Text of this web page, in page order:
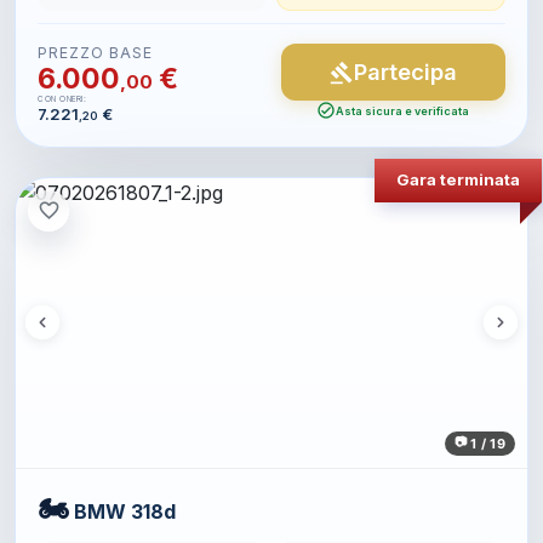
PREZZO BASE
6.000,00 €
CON ONERI:
7.221 ,20 €
gavel Partecipa
check_circleAsta sicura e verificata
1 / 19
Gara terminata
favorite_border
🏍️ BMW 318d